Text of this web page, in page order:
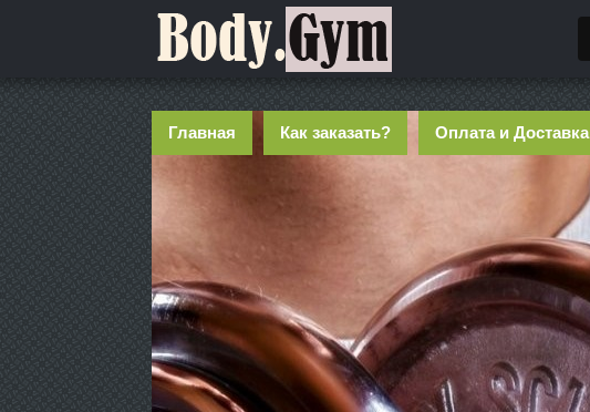
Главная Как заказать? Оплата и Доставка